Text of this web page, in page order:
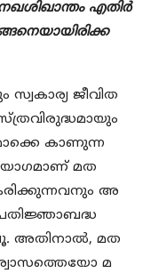
എതിർ
സ്വകാര്യ ജീവിത
കാണുന്ന
മത
അ
അതിനാൽ, മത
മ